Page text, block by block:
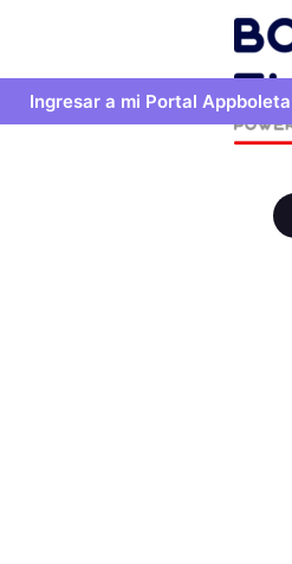
Ingresar a mi Portal Appboleta